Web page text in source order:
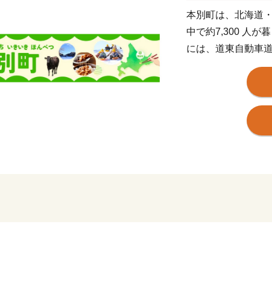
本別町は、北海道
中で約7,300 人が
には、道東自動車
でもあります。主
道の駅を核とした
ステムの構築など
本別町のふるさと
て、個性や魅力に